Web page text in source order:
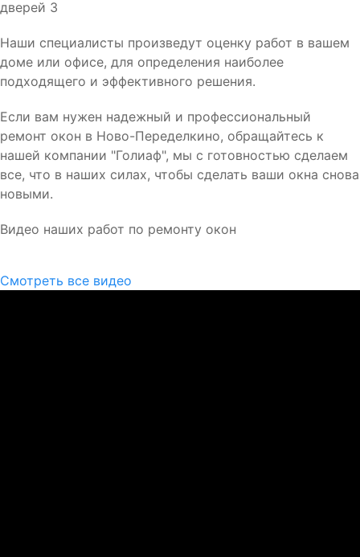
Наши специалисты произведут оценку работ в вашем
доме или офисе, для определения наиболее
подходящего и эффективного решения.
Если вам нужен надежный и профессиональный
ремонт окон в Ново-Переделкино, обращайтесь к
нашей компании "Голиаф", мы с готовностью сделаем
все, что в наших силах, чтобы сделать ваши окна снова
новыми.
Видео наших работ по ремонту окон
Смотреть все видео